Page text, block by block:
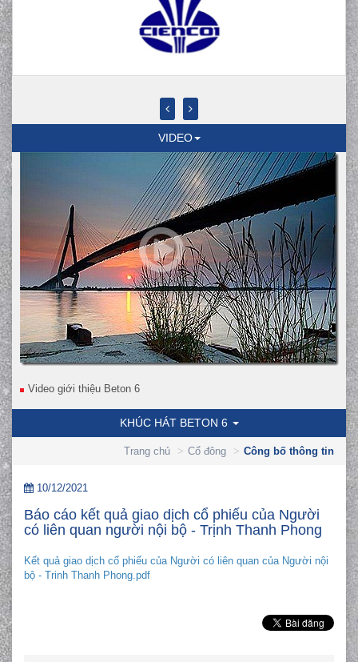
VIDEO
Video giới thiệu Beton 6
KHÚC HÁT BETON 6
Trang chủ Cổ đông Công bố thông tin
10/12/2021
Báo cáo kết quả giao dịch cổ phiếu của Người
có liên quan người nội bộ - Trịnh Thanh Phong
Kết quả giao dịch cổ phiếu của Người có liên quan của Người nội
bộ - Trinh Thanh Phong.pdf